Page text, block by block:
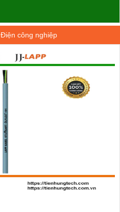
Điện công nghiệp